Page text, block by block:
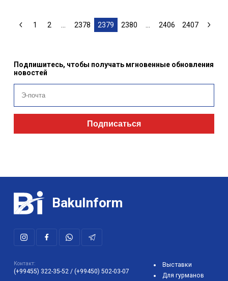
1 2 ... 2378 2379 2380 ... 2406 2407
Подпишитесь, чтобы получать мгновенные обновления
новостей
Подписаться
BakuInform
Контакт:
(+99455) 322-35-52 / (+99450) 502-03-07
Выставки
Для гурманов